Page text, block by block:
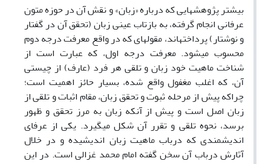
بیشتر پژوهش­هایی که درباره «زبان» و نقش آن در حوزه متون
عرفانی انجام گرفته، به بازتاب عینی زبان (تحقق آن در گفتار
و نوشتار) پرداخته­اند، مقوله­ای که در واقع معرفت درجه دوم
محسوب می­شود. معرفت درجه اول، که عبارت است از
شناخت ماهیت خود زبان و تلقی هر فرد (عارف) از چیستی
آن، که اغلب مغفول واقع شده، بسیار حائز اهمیت است؛
چراکه پیش از مرحله ثبوت و تحقق زبان، مقام اثبات و تلقی از
زبان اصل است و پیش از آنکه زبان به مرز تحقق و ظهور
برسد، نحوه تلقی و تقرر آن شکل می­گیرد. یکی از عرفای
اندیشمندی که درباب ماهیت زبان اندیشیده و در خلال
آثارش درباب آن سخن گفته امام محمد غزالی است. در این